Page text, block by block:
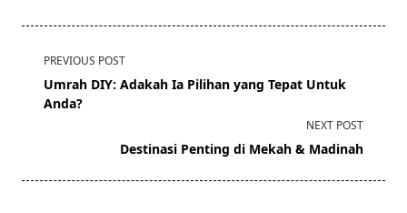
<span
class="nav-
subtitle
PREVIOUS POST
Umrah DIY: Adakah Ia Pilihan yang Tepat Untuk
Anda?
NEXT POST
Destinasi Penting di Mekah & Madinah